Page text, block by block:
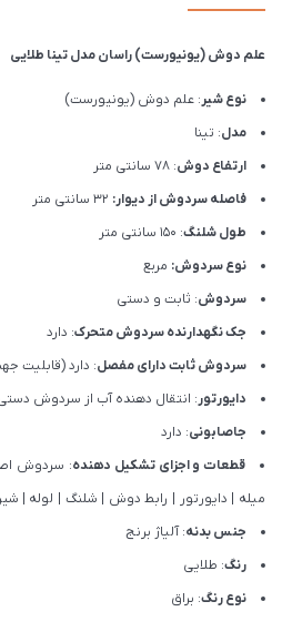
علم دوش (یونیورست) راسان مدل تینا طلایی
نوع شیر: علم دوش (یونیورست)
مدل: تینا
ارتفاع دوش: 78 سانتی متر
فاصله سردوش از دیوار:
طول شلنگ: 150 سانتی متر
نوع سردوش: مربع
سردوش: ثابت و دستی
جک نگهدارنده سردوش متحرک: دارد
سردوش ثابت دارای مفصل: دارد (قابلیت جهت گیری
دایورتور: انتقال دهنده آب از سردوش
جاصابونی: دارد
قطعات و اجزای تشکیل دهنده: سردوش
میله
دایورتور رابط دوش شلنگ لوله
شیر
جنس بدنه: آلیاژ برنج
رنگ: طلایی
نوع رنگ: براق